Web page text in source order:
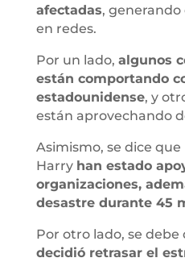
afectadas,
en redes.
Por un lado, algunos
están comportando
estadounidense, y
están aprovechando
Asimismo, se dice
Harry han estado
organizaciones,
desastre durante 45
Por otro lado, se debe
decidió retrasar el